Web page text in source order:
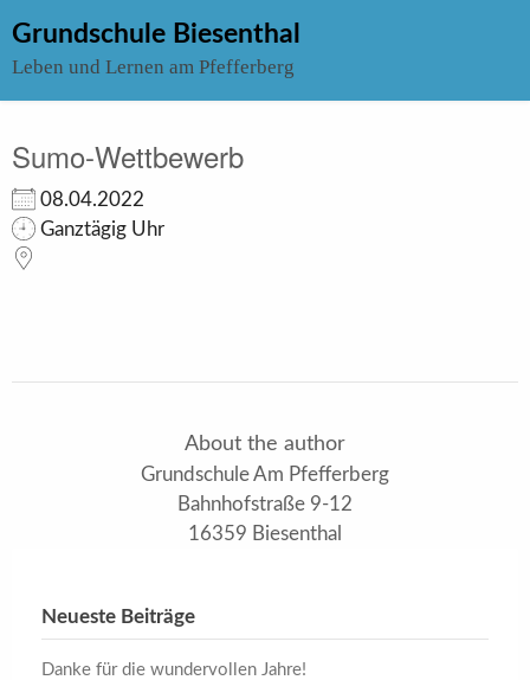
to
content
Grundschule Biesenthal
Leben und Lernen am Pfefferberg
Sumo-Wettbewerb
08.04.2022
Ganztägig Uhr
About the author
Grundschule Am Pfefferberg
Bahnhofstraße 9-12
16359 Biesenthal
Neueste Beiträge
Danke für die wundervollen Jahre!